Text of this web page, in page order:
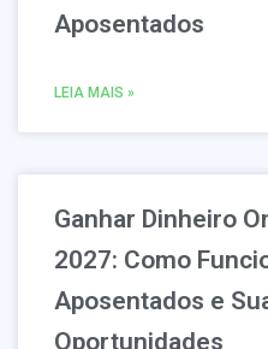
Aposentados
LEIA MAIS »
Ganhar Dinheiro
2027: Como
Aposentados e
Oportunidades